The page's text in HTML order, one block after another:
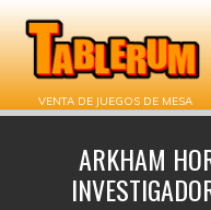
VENTA DE JUEGOS DE MESA
ARKHAM